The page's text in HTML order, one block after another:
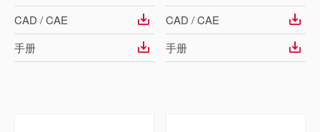
CAD / CAE
手册
CAD / CAE
手册